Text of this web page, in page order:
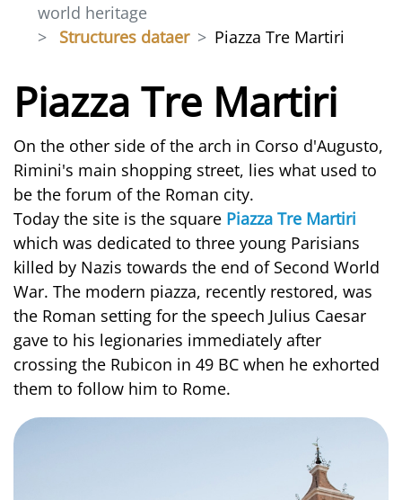
world heritage
Structures dataer
Piazza Tre Martiri
Piazza Tre Martiri
On the other side of the arch in Corso d'Augusto,
Rimini's main shopping street, lies what used to
be the forum of the Roman city.
Today the site is the square Piazza Tre Martiri
which was dedicated to three young Parisians
killed by Nazis towards the end of Second World
War. The modern piazza, recently restored, was
the Roman setting for the speech Julius Caesar
gave to his legionaries immediately after
crossing the Rubicon in 49 BC when he exhorted
them to follow him to Rome.